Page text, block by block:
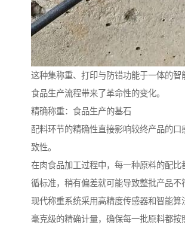
这种集称重、打印与防错功能于一体的智
食品生产流程带来了革命性的变化。
精确称重：食品生产的基石
配料环节的精确性直接影响较终产品的口
致性。
在肉食品加工过程中，每一种原料的配比
循标准，稍有偏差就可能导致整批产品不
现代称重系统采用高精度传感器和智能算
毫克级的精确计量，确保每一批原料都按